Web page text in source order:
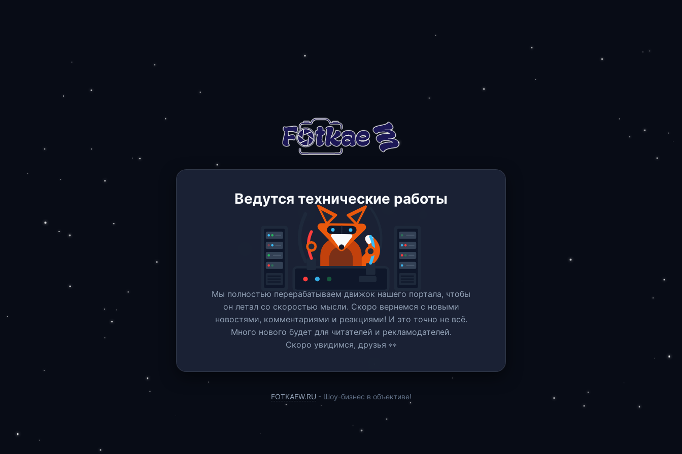
Ведутся технические работы
Мы полностью перерабатываем движок нашего портала, чтобы
он летал со скоростью мысли. Скоро вернемся c новыми
новостями, комментариями и реакциями! И это точно не всё.
Много нового будет для читателей и рекламодателей.
Скоро увидимся, друзья 👀
FOTKAEW.RU - Шоу-бизнес в объективе!